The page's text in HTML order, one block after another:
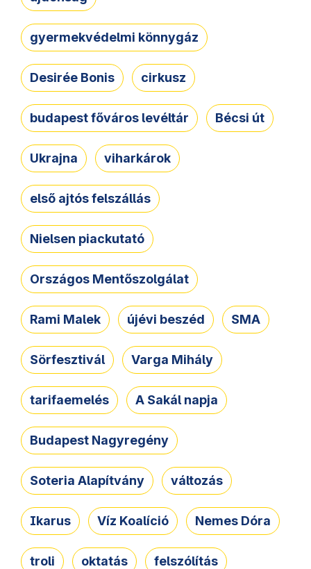
gyermekvédelmi könnygáz
Desirée Bonis cirkusz
budapest főváros levéltár Bécsi út
Ukrajna viharkárok
első ajtós felszállás
Nielsen piackutató
Országos Mentőszolgálat
Rami Malek újévi beszéd SMA
Sörfesztivál Varga Mihály
tarifaemelés A Sakál napja
Budapest Nagyregény
Soteria Alapítvány változás
Ikarus Víz Koalíció Nemes Dóra
troli oktatás felszólítás